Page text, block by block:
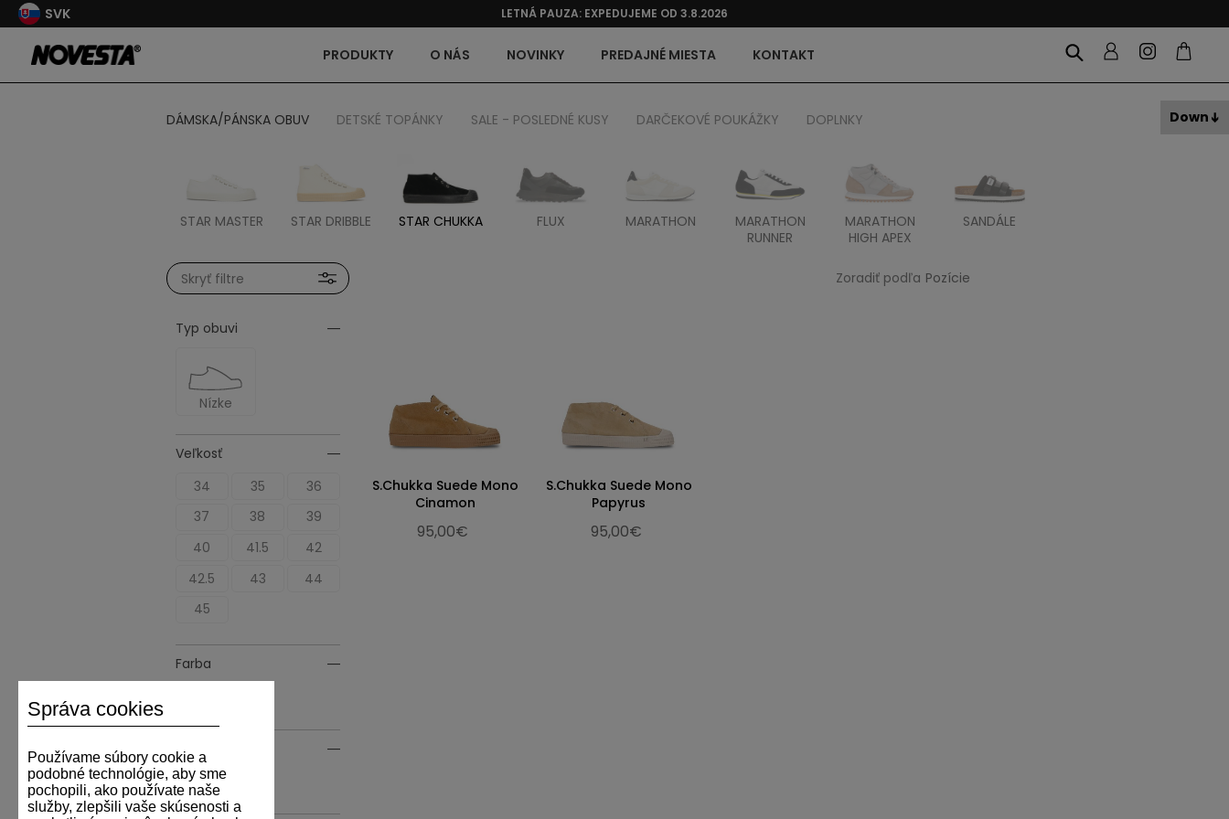
SVK LETNÁ PAUZA: EXPEDUJEME OD 3.8.2026
PRODUKTY O NÁS NOVINKY PREDAJNÉ MIESTA KONTAKT
DÁMSKA/PÁNSKA OBUV DETSKÉ TOPÁNKY SALE - POSLEDNÉ KUSY DARČEKOVÉ POUKÁŽKY DOPLNKY
STAR MASTER STAR DRIBBLE STAR CHUKKA FLUX MARATHON
MARATHON
RUNNER
MARATHON
HIGH APEX
SANDÁLE
Skryť filtre Zoradiť podľa
Typ obuvi
Nízke
Veľkosť
34
35
36
37
38
39
40
41.5
42
42.5
43
44
45
Farba
Materiál
Koža
S.Chukka Suede Mono
Cinamon
95,00€
S.Chukka Suede Mono
Papyrus
95,00€
Správa cookies
Používame súbory cookie a
podobné technológie, aby sme
pochopili, ako používate naše
služby, zlepšili vaše skúsenosti a
Down